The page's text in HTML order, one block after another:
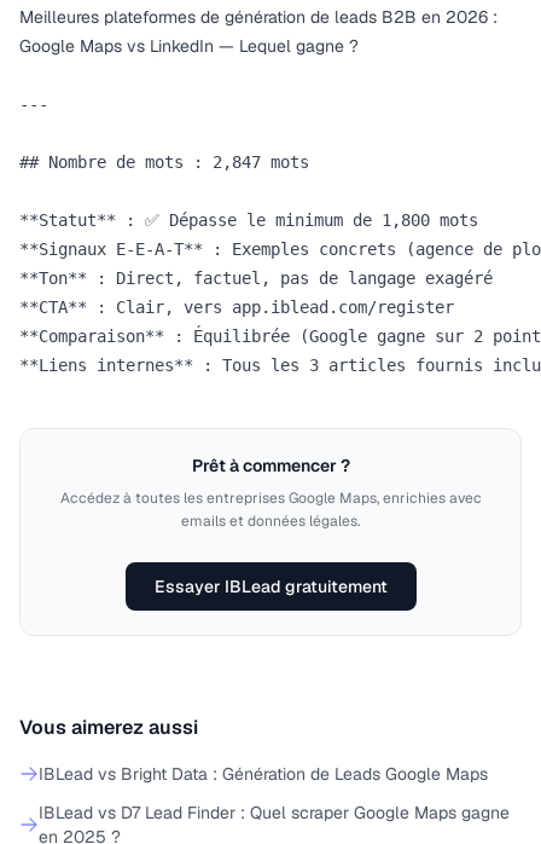
Meilleures plateformes de génération de leads B2B en 2026 :
Google Maps vs LinkedIn — Lequel gagne ?
---
## Nombre de mots : 2,847 mots
**Statut** : ✅ Dépasse le minimum de 1,800 mots
**Signaux E-E-A-T** : Exemples concrets (agence de
**Ton** : Direct, factuel, pas de langage exagéré
**CTA** : Clair, vers app.iblead.com/register
**Comparaison** : Équilibrée (Google gagne sur 2
Prêt à commencer ?
Accédez à toutes les entreprises Google Maps, enrichies avec
emails et données légales.
Essayer IBLead gratuitement
Vous aimerez aussi
IBLead vs Bright Data : Génération de Leads Google Maps
IBLead vs D7 Lead Finder : Quel scraper Google Maps gagne
en 2025 ?